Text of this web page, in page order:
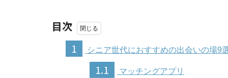
目次
1
シニア世代におすすめの出会いの場9
1.1 マッチングアプリ